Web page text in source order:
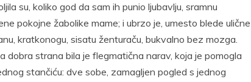
su, koliko god da sam ih punio ljubavlju, sramnu
pokojne žabolike mame; i ubrzo je, umesto blede ulične
kratkonogu, sisatu ženturaču, bukvalno bez mozga.
strana bila je flegmatična narav, koja je pomogla
stančiću: dve sobe, zamagljen pogled s jednog